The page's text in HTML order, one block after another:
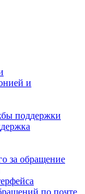
и
поддержки
за обращение
по почте